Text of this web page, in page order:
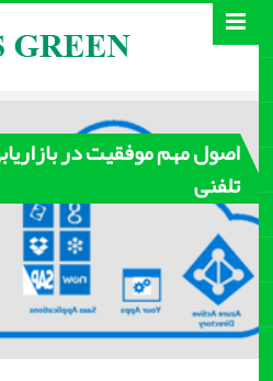
اصول مهم موفقیت در بازاریابی
تلفنی